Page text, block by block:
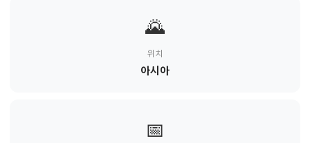
🌄
위치
아시아
📅